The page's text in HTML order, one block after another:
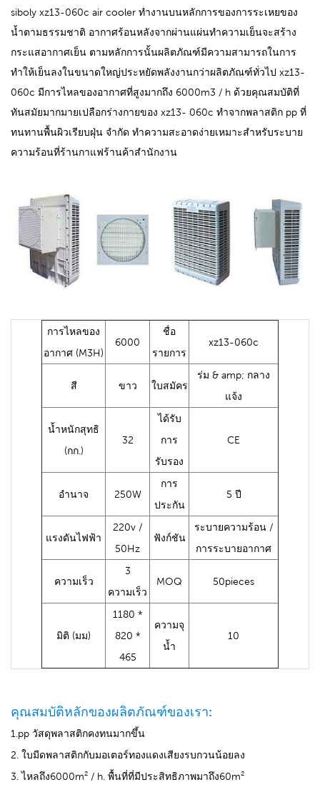
siboly xz13-060c air cooler ทำงานบนหลักการของการระเหยของ
น้ำตามธรรมชาติ อากาศร้อนหลังจากผ่านแผ่นทำความเย็นจะสร้าง
กระแสอากาศเย็น ตามหลักการนั้นผลิตภัณฑ์มีความสามารถในการ
ทำให้เย็นลงในขนาดใหญ่ประหยัดพลังงานกว่าผลิตภัณฑ์ทั่วไป xz13-
060c มีการไหลของอากาศที่สูงมากถึง 6000m3 / h ด้วยคุณสมบัติที่
ทันสมัยมากมายเปลือกร่างกายของ xz13- 060c ทำจากพลาสติก pp ที่
ทนทานพื้นผิวเรียบฝุ่น จำกัด ทำความสะอาดง่ายเหมาะสำหรับระบาย
ความร้อนที่ร้านกาแฟร้านค้าสำนักงาน
การไหลของ
อากาศ (M3H)
6000
ชื่อ
รายการ
xz13-060c
สี ขาว ใบสมัคร
ร่ม & amp; กลาง
แจ้ง
น้ำหนักสุทธิ
(กก.)
32
ได้รับ
การ
รับรอง
CE
อำนาจ 250W
การ
ประกัน
5 ปี
แรงดันไฟฟ้า
220v /
50Hz
ฟังก์ชัน
ระบายความร้อน /
การระบายอากาศ
ความเร็ว
3
ความเร็ว
MOQ 50pieces
มิติ (มม)
1180 *
820 *
465
ความจุ
น้ำ
10
คุณสมบัติหลักของผลิตภัณฑ์ของเรา:
1.pp วัสดุพลาสติกคงทนมากขึ้น
2. ใบมีดพลาสติกกับมอเตอร์ทองแดงเสียงรบกวนน้อยลง
3. ไหลถึง6000m² / h. พื้นที่ที่มีประสิทธิภาพมาถึง60m²